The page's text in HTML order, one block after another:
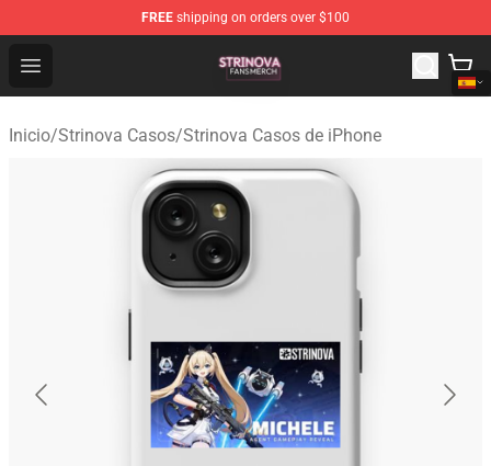
FREE shipping on orders over $100
Open menu
Strinova Shop - Official Strinova Merchandise Store
Inicio/Strinova Casos/Strinova Casos de iPhone